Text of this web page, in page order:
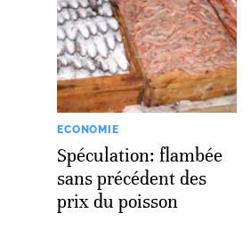
ECONOMIE
Spéculation: flambée
sans précédent des
prix du poisson